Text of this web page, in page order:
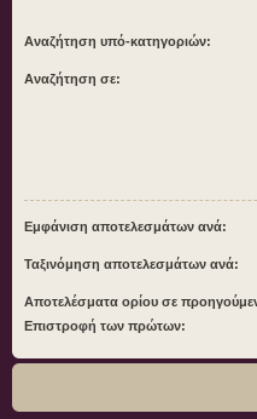
Αναζήτηση υπό-κατηγοριών:
Αναζήτηση σε:
Εμφάνιση αποτελεσμάτων ανά:
Ταξινόμηση αποτελεσμάτων ανά:
Αποτελέσματα ορίου σε
Επιστροφή των πρώτων: